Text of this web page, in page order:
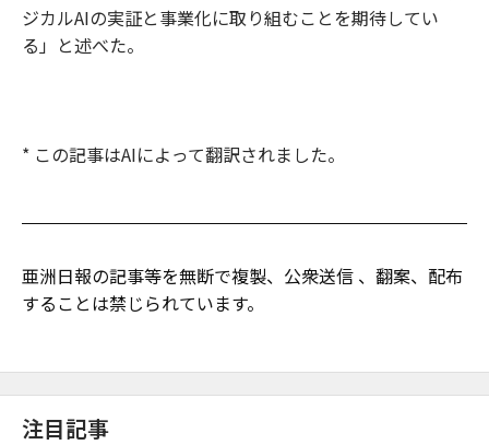
ジカルAIの実証と事業化に取り組むことを期待してい
る」と述べた。
* この記事はAIによって翻訳されました。
亜洲日報の記事等を無断で複製、公衆送信 、翻案、配布
することは禁じられています。
注目記事